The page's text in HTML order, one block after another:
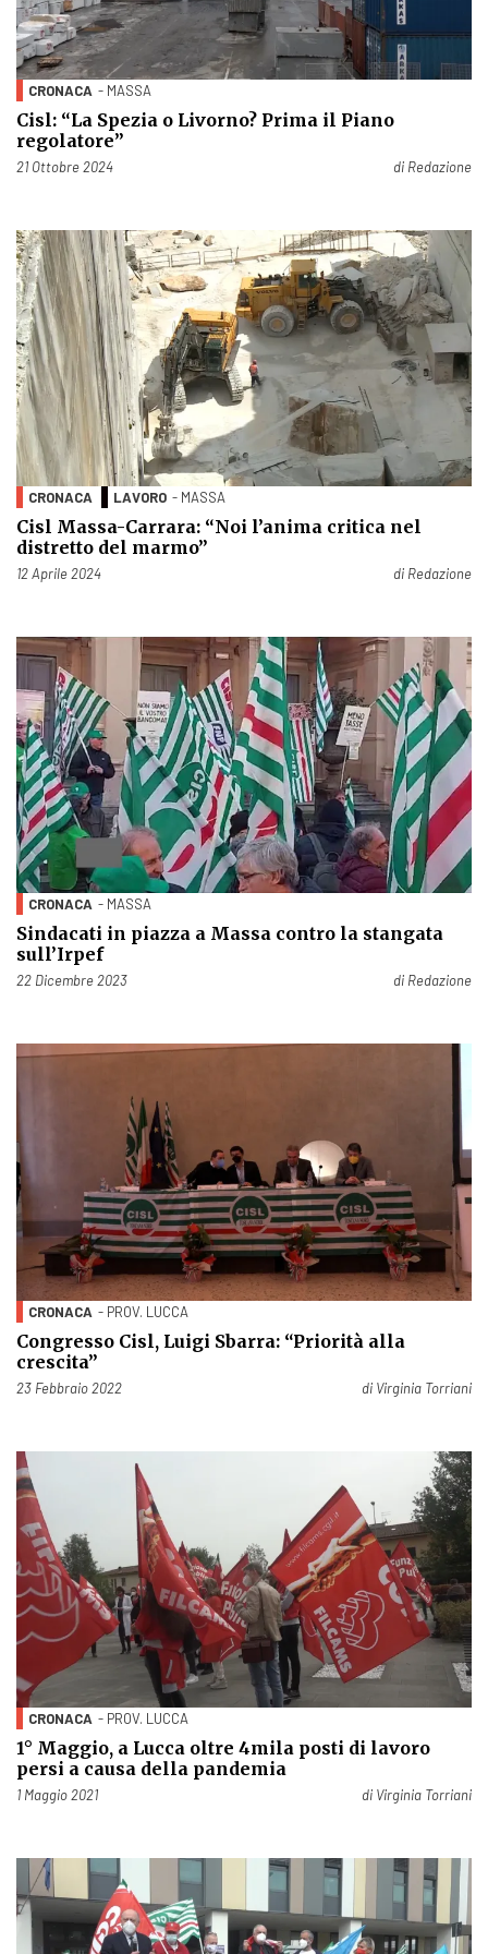
CRONACA - MASSA
Cisl: “La Spezia o Livorno? Prima il Piano
regolatore”
Pubblicato il
21 Ottobre 2024 di Redazione
CRONACA LAVORO - MASSA
Cisl Massa-Carrara: “Noi l’anima critica nel
distretto del marmo”
Pubblicato il
12 Aprile 2024 di Redazione
CRONACA - MASSA
Sindacati in piazza a Massa contro la stangata
sull’Irpef
Pubblicato il
22 Dicembre 2023 di Redazione
CRONACA - PROV. LUCCA
Congresso Cisl, Luigi Sbarra: “Priorità alla
crescita”
Pubblicato il
23 Febbraio 2022 di Virginia Torriani
CRONACA - PROV. LUCCA
1° Maggio, a Lucca oltre 4mila posti di lavoro
persi a causa della pandemia
Pubblicato il
1 Maggio 2021 di Virginia Torriani